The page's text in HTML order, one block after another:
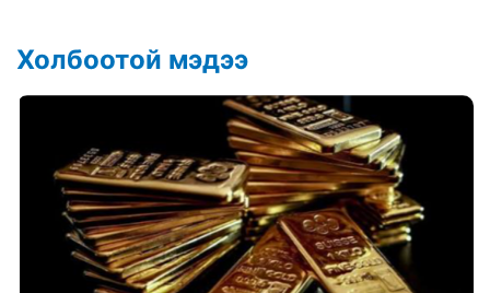
Холбоотой мэдээ